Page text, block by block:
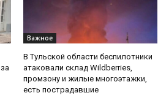
Важное
В Тульской области беспилотники
атаковали склад Wildberries,
промзону и жилые многоэтажки,
есть пострадавшие